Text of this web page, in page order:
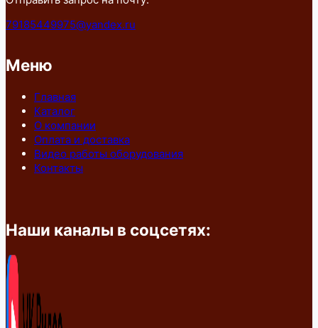
79185449975@yandex.ru
Меню
Главная
Каталог
О компании
Оплата и доставка
Видео работы оборудования
Контакты
Наши каналы в соцсетях: